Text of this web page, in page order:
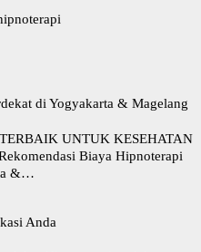
di Yogyakarta & Magelang
UNTUK KESEHATAN
Biaya Hipnoterapi
&…
Anda